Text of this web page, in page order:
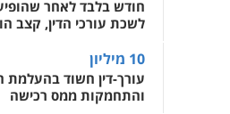
קטינים בסביבה מנוכרת
"ניכור הורי מכת מדינה":
מתמודדים עם ההשלכות
ההרסניות של התופעה?
אלה המינויים